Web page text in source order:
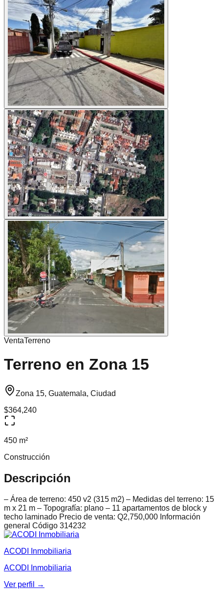
VentaTerreno
Terreno en Zona 15
Zona 15, Guatemala, Ciudad
$364,240
450 m²
Construcción
Descripción
– Área de terreno: 450 v2 (315 m2) – Medidas del terreno: 15
m x 21 m – Topografía: plano – 11 apartamentos de block y
techo laminado Precio de venta: Q2,750,000 Información
general Código 314232
ACODI Inmobiliaria
ACODI Inmobiliaria
Ver perfil →